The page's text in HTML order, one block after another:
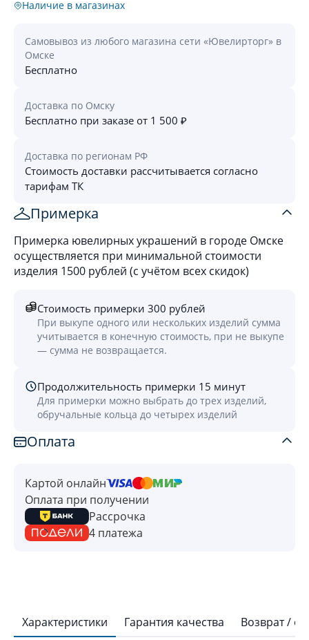
Наличие в магазинах
Самовывоз из любого магазина сети «Ювелирторг» в
Омске
Бесплатно
Доставка по Омску
Бесплатно при заказе от 1 500 ₽
Доставка по регионам РФ
Стоимость доставки рассчитывается согласно
тарифам ТК
Примерка
Примерка ювелирных украшений в городе Омске
осуществляется при минимальной стоимости
изделия 1500 рублей (с учётом всех скидок)
Стоимость примерки 300 рублей
При выкупе одного или нескольких изделий сумма
учитывается в конечную стоимость, при не выкупе
— сумма не возвращается.
Продолжительность примерки 15 минут
Для примерки можно выбрать до трех изделий,
обручальные кольца до четырех изделий
Оплата
Картой онлайн
Оплата при получении
Рассрочка
4 платежа
Характеристики Гарантия качества Возврат /